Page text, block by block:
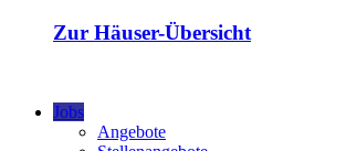
Zur Häuser-Übersicht
Jobs
Angebote